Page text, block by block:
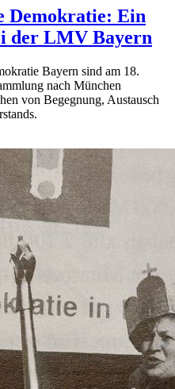
Demokratie: Ein
der LMV Bayern
Bayern sind am 18.
nach München
von Begegnung, Austausch